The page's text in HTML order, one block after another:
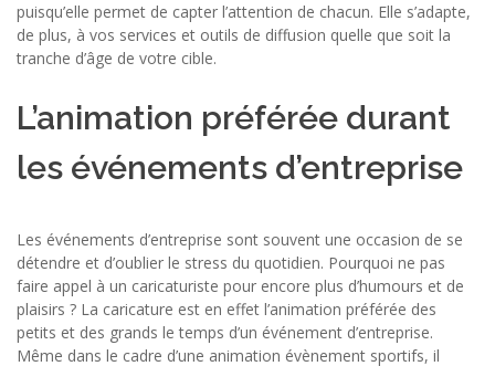
puisqu’elle permet de capter l’attention de chacun. Elle s’adapte,
de plus, à vos services et outils de diffusion quelle que soit la
tranche d’âge de votre cible.
L’animation préférée durant
les événements d’entreprise
Les événements d’entreprise sont souvent une occasion de se
détendre et d’oublier le stress du quotidien. Pourquoi ne pas
faire appel à un caricaturiste pour encore plus d’humours et de
plaisirs ? La caricature est en effet l’animation préférée des
petits et des grands le temps d’un événement d’entreprise.
Même dans le cadre d’une animation évènement sportifs, il